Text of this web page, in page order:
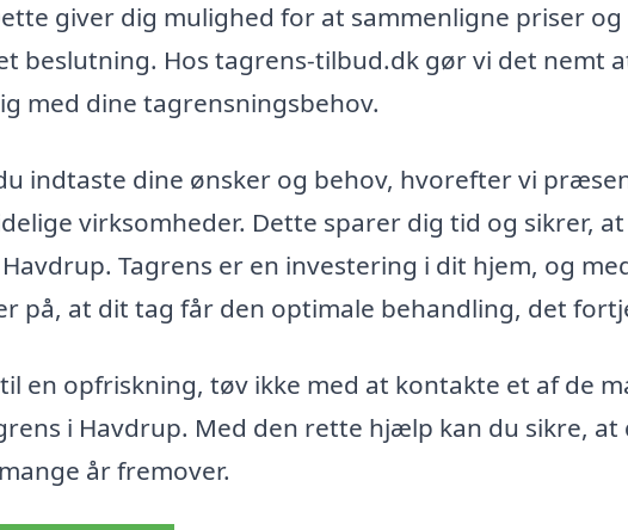
giver dig mulighed for at sammenligne priser og
beslutning. Hos tagrens-tilbud.dk gør vi det nemt
med dine tagrensningsbehov.
indtaste dine ønsker og behov, hvorefter vi
virksomheder. Dette sparer dig tid og sikrer,
Tagrens er en investering i dit hjem, og
på, at dit tag får den optimale behandling, det
en opfriskning, tøv ikke med at kontakte et af de
i Havdrup. Med den rette hjælp kan du sikre,
år fremover.